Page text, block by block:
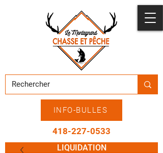
INFO-BULLES
418-227-0533
LIQUIDATION